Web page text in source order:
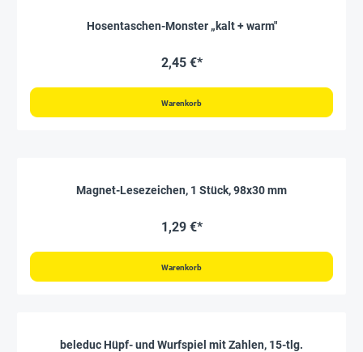
Hosentaschen-Monster „kalt + warm"
2,45 €*
Warenkorb
Magnet-Lesezeichen, 1 Stück, 98x30 mm
1,29 €*
Warenkorb
beleduc Hüpf- und Wurfspiel mit Zahlen, 15-tlg.